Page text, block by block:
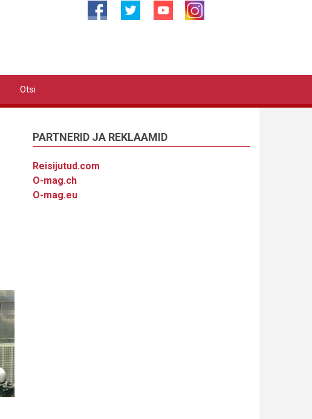
Otsi
PARTNERID JA REKLAAMID
Reisijutud.com
O-mag.ch
O-mag.eu